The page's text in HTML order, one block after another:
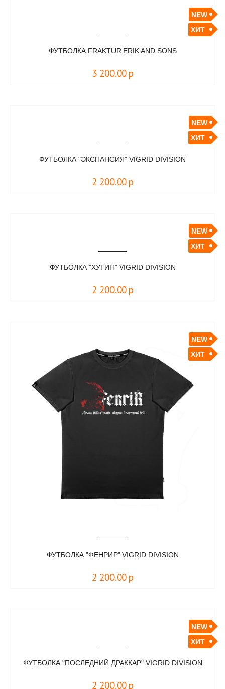
NEW
ХИТ
ФУТБОЛКА FRAKTUR ERIK AND SONS
3 200.00 р
NEW
ХИТ
ФУТБОЛКА "ЭКСПАНСИЯ" VIGRID DIVISION
2 200.00 р
NEW
ХИТ
ФУТБОЛКА "ХУГИН" VIGRID DIVISION
2 200.00 р
NEW
ХИТ
ФУТБОЛКА "ФЕНРИР" VIGRID DIVISION
2 200.00 р
NEW
ХИТ
ФУТБОЛКА "ПОСЛЕДНИЙ ДРАККАР" VIGRID DIVISION
2 200.00 р